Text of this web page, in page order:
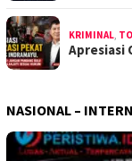
KRIMINAL
Apresiasi
NASIONAL –